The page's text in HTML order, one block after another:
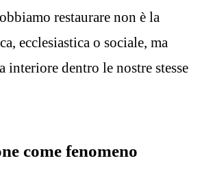
restaurare non è la
ecclesiastica o sociale, ma
interiore dentro le nostre stesse
come fenomeno